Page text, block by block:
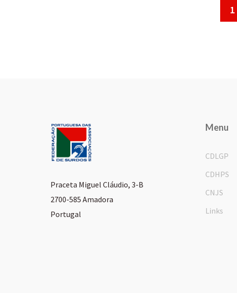
1
Praceta Miguel Cláudio, 3-B
2700-585 Amadora
Portugal
Menu
CDLGP
CDHPS
CNJS
Links